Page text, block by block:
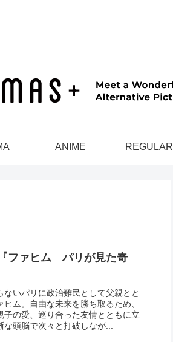
ANIME REGULAR
ファヒム パリが見た奇
いパリに政治難民として父親とと
ム。自由な未来を勝ち取るため、
子の愛、巡り合った友情とともに立
頭脳で次々と打破しなが...